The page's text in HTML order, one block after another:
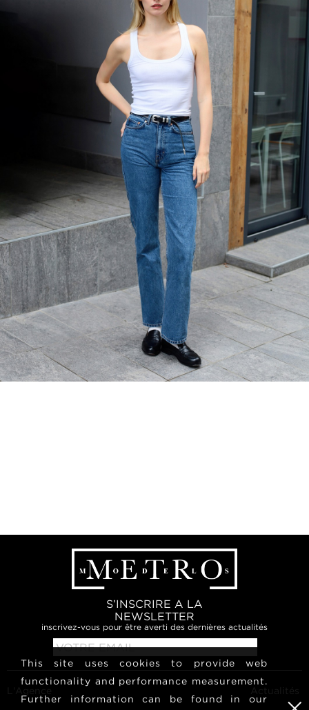
S’INSCRIRE A LA
NEWSLETTER
inscrivez-vous pour être averti des dernières actualités
L'Agence Actualités
This site uses cookies to provide web
functionality and performance measurement.
Further information can be found in our